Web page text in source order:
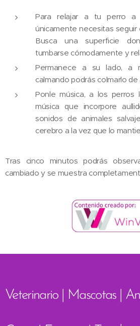
Para relajar a tu perro a
únicamente necesitas seguir
Busca una superficie
tumbarse cómodamente y
Permanece a su lado, a
calmando podrás colmarlo
Ponle música, a los perros
música que incorpore
sonidos de animales
cerebro a la vez que lo
Tras cinco minutos podrás
cambiado y se muestra
Veterinario | Mascotas |